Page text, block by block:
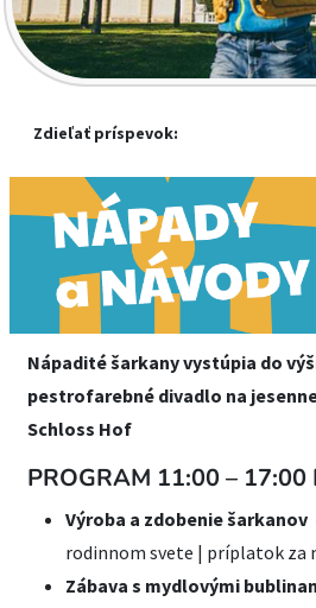
Zdieľať príspevok:
Nápadité šarkany vystúpia do
pestrofarebné divadlo na
Schloss Hof
PROGRAM 11:00 – 17:00
Výroba a zdobenie šarkanov
rodinnom svete | príplatok za
Zábava s mydlovými